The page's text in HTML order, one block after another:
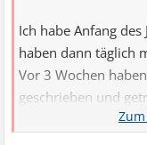
Ich habe Anfang
haben dann täglich
Vor 3 Wochen
geschrieben und
Es war alles toll